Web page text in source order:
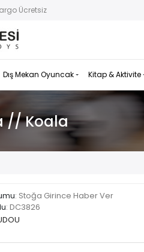
Ücretsiz
Dış Mekan Oyuncak Kitap & Aktivite
// Koala
: Stoğa Girince Haber Ver
: DC3826